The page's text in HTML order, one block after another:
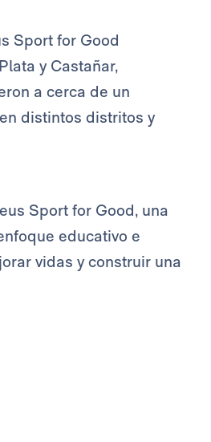
Sport for Good
y Castañar,
a cerca de un
distintos distritos y
Sport for Good, una
educativo e
vidas y construir una